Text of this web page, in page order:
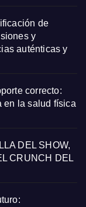
de
y
auténticas y
correcto:
en la salud física
DEL SHOW,
CRUNCH DEL